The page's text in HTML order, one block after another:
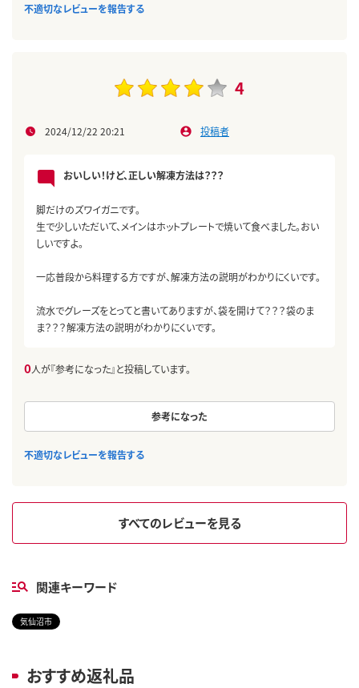
不適切なレビューを報告する
4
2024/12/22 20:21 投稿者
おいしい！けど、正しい解凍方法は？？？
脚だけのズワイガニです。
生で少しいただいて、メインはホットプレートで焼いて食べました。おい
しいですよ。
一応普段から料理する方ですが、解凍方法の説明がわかりにくいです。
流水でグレーズをとってと書いてありますが、袋を開けて？？？袋のま
ま？？？解凍方法の説明がわかりにくいです。
0人が『参考になった』と投稿しています。
参考になった
不適切なレビューを報告する
すべてのレビューを見る
関連キーワード
気仙沼市
おすすめ返礼品